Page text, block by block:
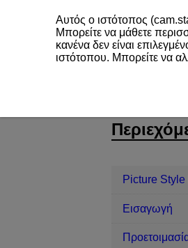
Picture Style
Picture
Εισαγωγή
Αυτός ο ιστότοπος
Μπορείτε να μάθετε
κανένα δεν είναι
ιστότοπου. Μπορείτε να